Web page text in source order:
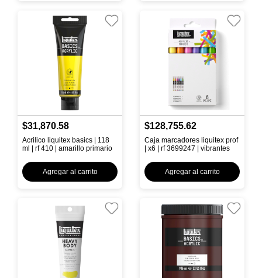
$31,870.58
Acrilico liquitex basics | 118
ml | rf 410 | amarillo primario
Agregar al carrito
$128,755.62
Caja marcadores liquitex prof
| x6 | rf 3699247 | vibrantes
Agregar al carrito